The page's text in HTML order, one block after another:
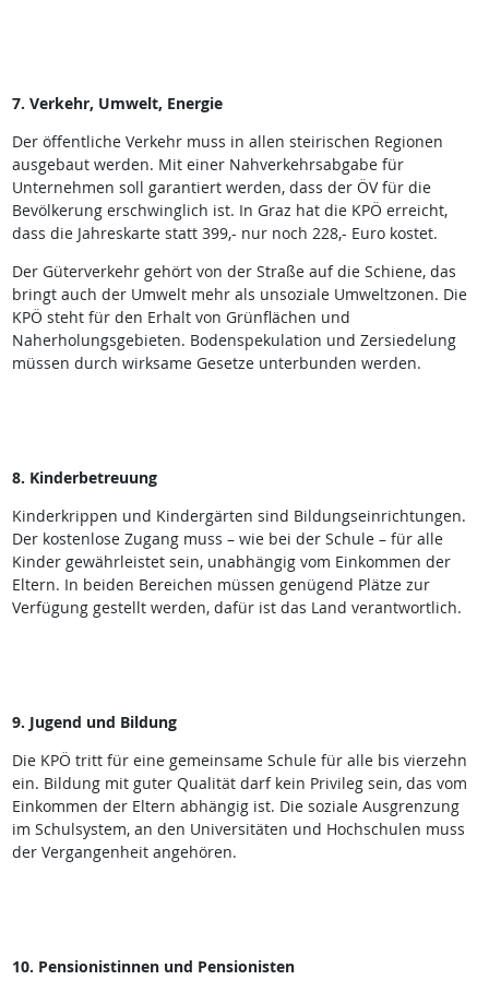
7. Verkehr, Umwelt, Energie
Der öffentliche Verkehr muss in allen steirischen Regionen
ausgebaut werden. Mit einer Nahverkehrsabgabe für
Unternehmen soll garantiert werden, dass der ÖV für die
Bevölkerung erschwinglich ist. In Graz hat die KPÖ erreicht,
dass die Jahreskarte statt 399,- nur noch 228,- Euro kostet.
Der Güterverkehr gehört von der Straße auf die Schiene, das
bringt auch der Umwelt mehr als unsoziale Umweltzonen. Die
KPÖ steht für den Erhalt von Grünflächen und
Naherholungsgebieten. Bodenspekulation und Zersiedelung
müssen durch wirksame Gesetze unterbunden werden.
8. Kinderbetreuung
Kinderkrippen und Kindergärten sind Bildungseinrichtungen.
Der kostenlose Zugang muss – wie bei der Schule – für alle
Kinder gewährleistet sein, unabhängig vom Einkommen der
Eltern. In beiden Bereichen müssen genügend Plätze zur
Verfügung gestellt werden, dafür ist das Land verantwortlich.
9. Jugend und Bildung
Die KPÖ tritt für eine gemeinsame Schule für alle bis vierzehn
ein. Bildung mit guter Qualität darf kein Privileg sein, das vom
Einkommen der Eltern abhängig ist. Die soziale Ausgrenzung
im Schulsystem, an den Universitäten und Hochschulen muss
der Vergangenheit angehören.
10. Pensionistinnen und Pensionisten